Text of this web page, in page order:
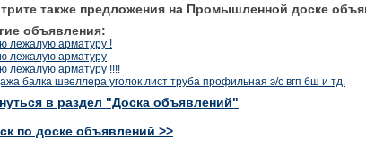
также предложения на Промышленной доске
объявления:
лежалую арматуру !
лежалую арматуру
лежалую арматуру !!!!
балка швеллера уголок лист труба профильная э/с вгп бш и тд.
в раздел "Доска объявлений"
по доске объявлений >>